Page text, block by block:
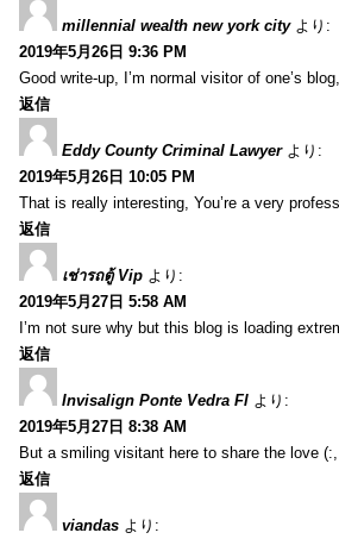
millennial wealth new york city より:
2019年5月26日 9:36 PM
Good write-up, I’m normal visitor of one’s
返信
Eddy County Criminal Lawyer より:
2019年5月26日 10:05 PM
That is really interesting, You’re a very
返信
เช่ารถตู้ Vip より:
2019年5月27日 5:58 AM
I’m not sure why but this blog is loading
返信
Invisalign Ponte Vedra Fl より:
2019年5月27日 8:38 AM
But a smiling visitant here to share the love
返信
viandas より: